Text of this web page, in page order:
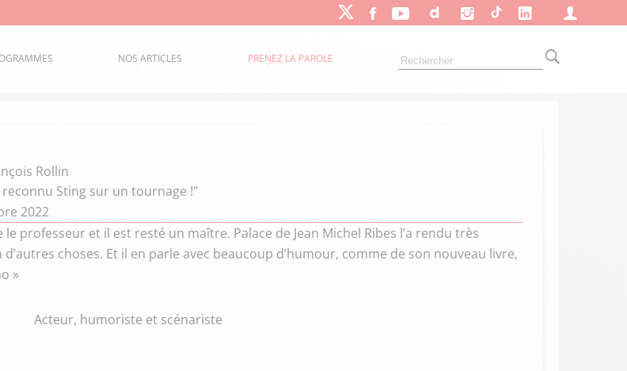
NOS ARTICLES PRENEZ LA PAROLE
Rollin
reconnu Sting sur un tournage !"
2022
le professeur et il est resté un maître. Palace de Jean Michel Ribes l’a rendu très
choses. Et il en parle avec beaucoup d’humour, comme de son nouveau livre,
»
Acteur, humoriste et scénariste